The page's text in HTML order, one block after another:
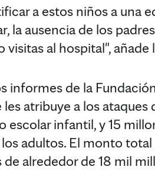
a estos niños a una
la ausencia de los
visitas al hospital", añade
informes de la
les atribuye a los
escolar infantil, y 15
adultos. El monto
alrededor de 18 mil